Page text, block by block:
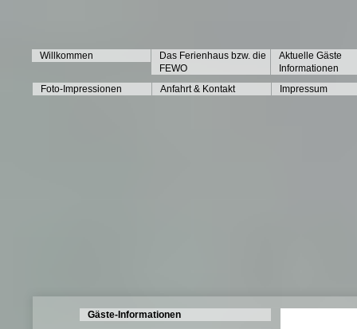
Willkommen
Das Ferienhaus bzw. die
FEWO
Aktuelle Gäste
Informationen
Foto-Impressionen
Anfahrt & Kontakt Impressum
Gäste-Informationen